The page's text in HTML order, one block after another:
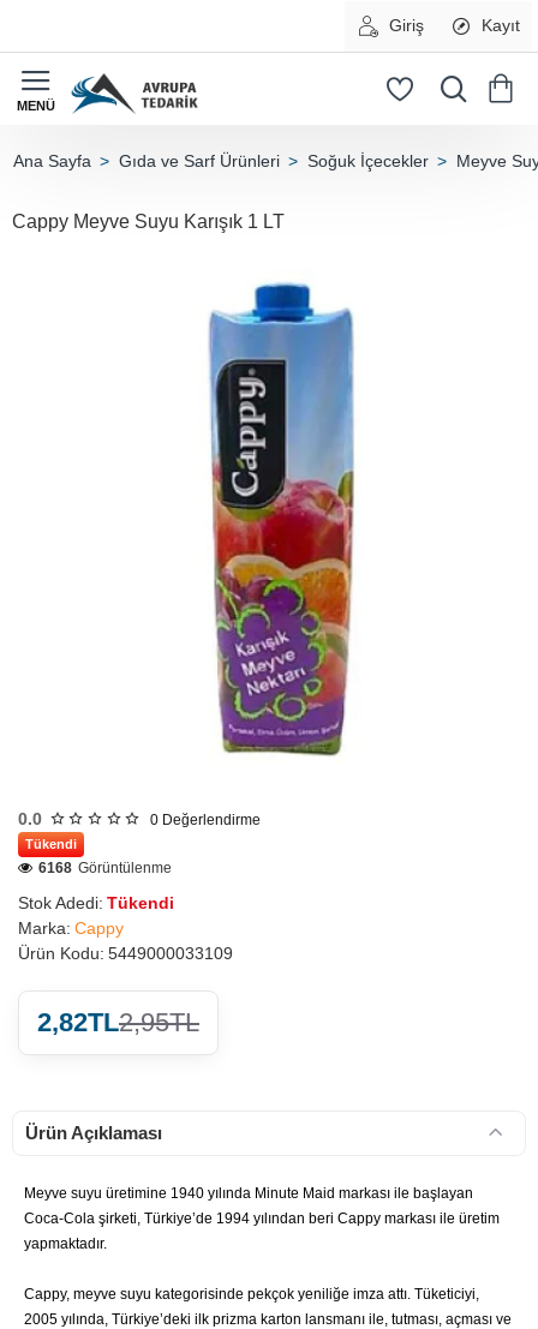
Giriş Kayıt
Gıda ve Sarf Ürünleri Soğuk İçecekler Meyve
Cappy Meyve Suyu Karışık 1 LT
0.0 0 Değerlendirme
Tükendi
Stok Adedi: Tükendi
Marka: Cappy
Ürün Kodu: 5449000033109
6168 Görüntülenme
2,82TL2,95TL
Ürün Açıklaması
Meyve suyu üretimine 1940 yılında Minute Maid markası ile başlayan
Coca-Cola şirketi, Türkiye’de 1994 yılından beri Cappy markası ile üretim
yapmaktadır.
Cappy, meyve suyu kategorisinde pekçok yeniliğe imza attı. Tüketiciyi,
2005 yılında, Türkiye’deki ilk prizma karton lansmanı ile, tutması, açması ve